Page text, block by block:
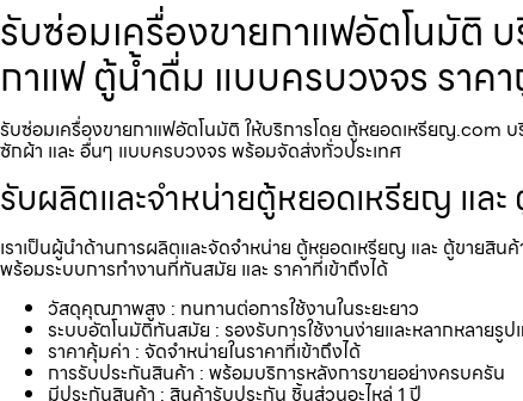
รับซ่อมเครื่องขายกาแฟ​อัตโนมัติ
กาแฟ ตู้น้ำดื่ม แบบครบวงจร ราค
รับซ่อมเครื่องขายกาแฟ​อัตโนมัติ ให้บริการโดย ตู้หยอดเหรียญ.com
ซักผ้า และ อื่นๆ แบบครบวงจร พร้อมจัดส่งทั่วประเทศ
รับผลิตและจำหน่ายตู้หยอดเหรียญ แล
เราเป็นผู้นำด้านการผลิตและจัดจำหน่าย ตู้หยอดเหรียญ และ ตู้ขายสิ
พร้อมระบบการทำงานที่ทันสมัย และ ราคาที่เข้าถึงได้
วัสดุคุณภาพสูง : ทนทานต่อการใช้งานในระยะยาว
ระบบอัตโนมัติทันสมัย : รองรับการใช้งานง่ายและหลากหลายรูป
ราคาคุ้มค่า : จัดจำหน่ายในราคาที่เข้าถึงได้
การรับประกันสินค้า : พร้อมบริการหลังการขายอย่างครบครัน
มีประกันสินค้า : สินค้ารับประกัน ชิ้นส่วนอะไหล่ 1 ปี